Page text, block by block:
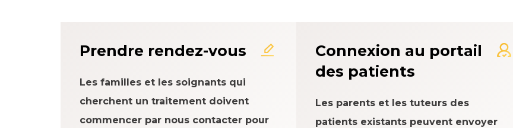
Prendre rendez-vous
Les familles et les soignants qui
cherchent un traitement doivent
commencer par nous contacter pour
Connexion au portail
des patients
Les parents et les tuteurs des
patients existants peuvent envoyer